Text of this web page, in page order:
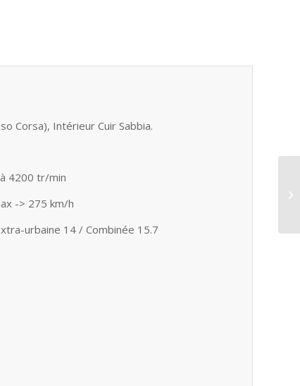
Corsa), Intérieur Cuir Sabbia.
4200 tr/min
-> 275 km/h
urbaine 14 / Combinée 15.7